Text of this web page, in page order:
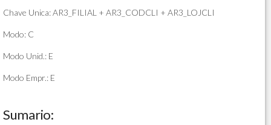
Chave Unica: AR3_FILIAL + AR3_CODCLI + AR3_LOJCLI
Modo: C
Modo Unid.: E
Modo Empr.: E
Sumario: